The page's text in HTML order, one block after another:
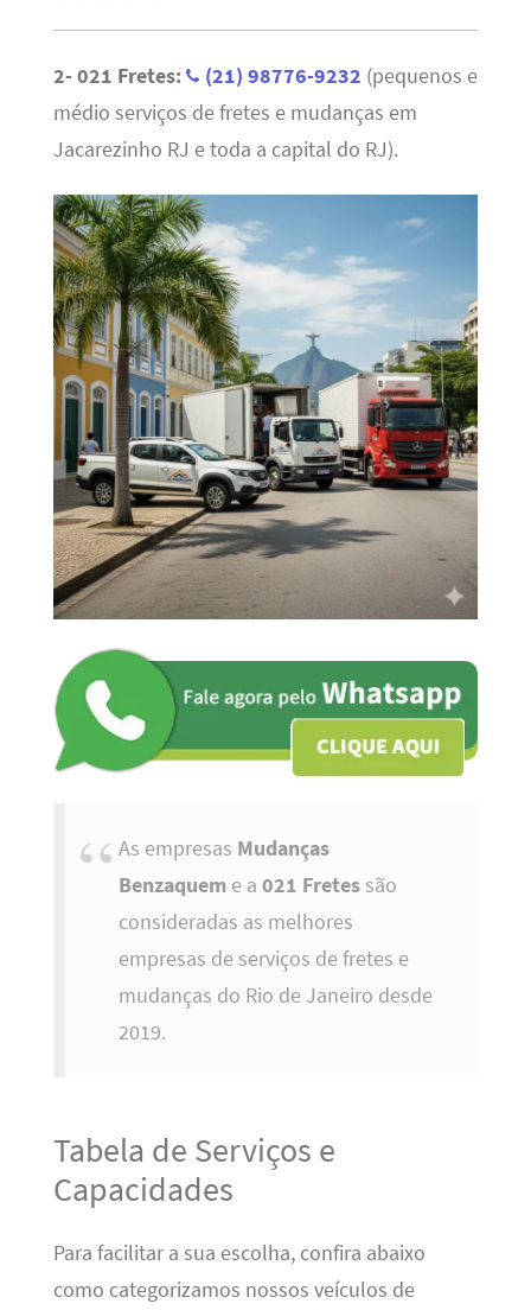
2- 021 Fretes: (21) 98776-9232 (pequenos e
médio serviços de fretes e mudanças em
Jacarezinho RJ e toda a capital do RJ).
As empresas Mudanças
Benzaqueme a 021 Fretessão
consideradas as melhores
empresas de serviços de fretes e
mudanças do Rio de Janeiro desde
2019.
Tabela de Serviços e
Capacidades
Para facilitar a sua escolha, confira abaixo
como categorizamos nossos veículos de